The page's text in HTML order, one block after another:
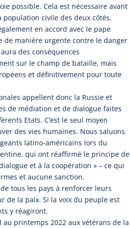
possible. Cela est nécessaire avant
civile des deux côtés.
en accord avec le pape
de manière urgente contre le danger
des conséquences
sur le champ de bataille, mais
et définitivement pour toute
appellent donc la Russie et
de médiation et de dialogue faites
Etats. C’est le seul moyen
des vies humaines. Nous saluons
latino-américains lors du
qui ont réaffirmé le principe de
et à la coopération » – ce qui
et aucune sanction.
tous les pays à renforcer leurs
de la paix. Si la voix du peuple est
y réagiront.
au printemps 2022 aux vétérans de la